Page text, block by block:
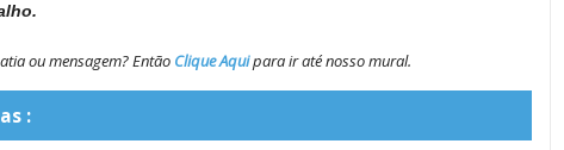
ou mensagem? Então Clique Aquipara ir até nosso mural.
: